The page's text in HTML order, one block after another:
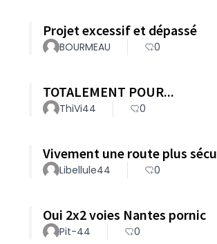
Projet excessif et dépassé
BOURMEAU 0
TOTALEMENT POUR...
ThiVi44 0
Vivement une route plus
Libellule44 0
Oui 2x2 voies Nantes pornic
Pit-44 0